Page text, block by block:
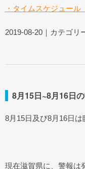
・タイムスケジュール
2019-08-20｜カテゴリ
8月15日~8月16日
8月15日及び8月16日は
現在滋賀県に、警報は